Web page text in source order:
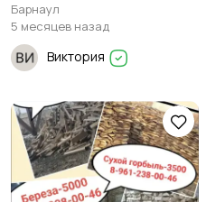
Барнаул
5 месяцев назад
Виктория